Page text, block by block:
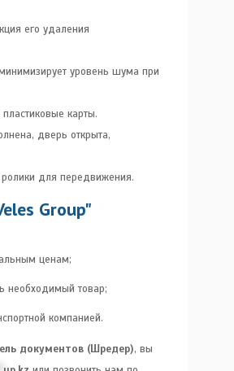
его удаления
уровень шума при
карты.
дверь открыта,
для передвижения.
Group"
ценам;
необходимый товар;
компанией.
документов (Шредер), вы